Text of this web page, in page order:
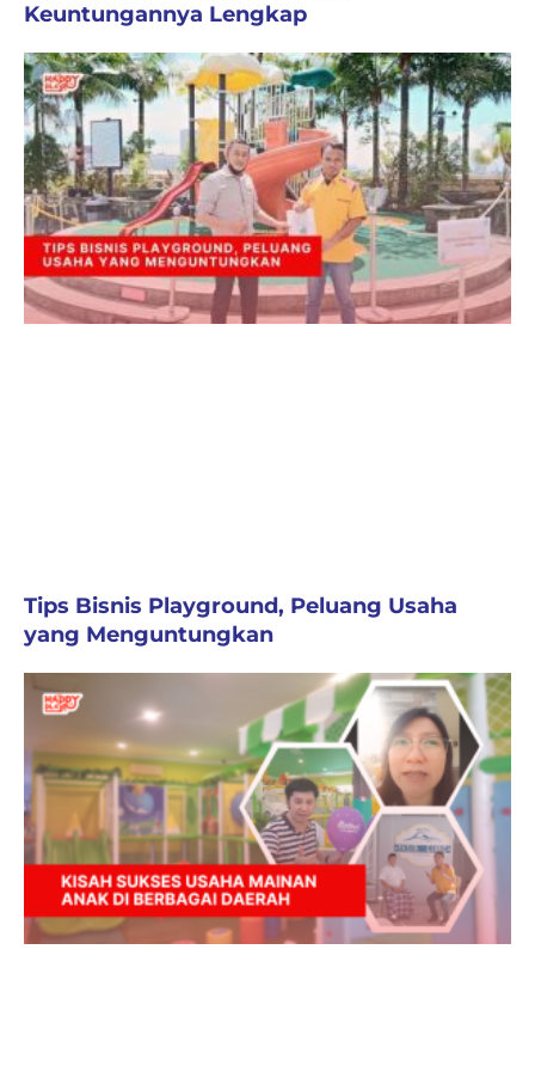
Keuntungannya Lengkap
Tips Bisnis Playground, Peluang Usaha
yang Menguntungkan